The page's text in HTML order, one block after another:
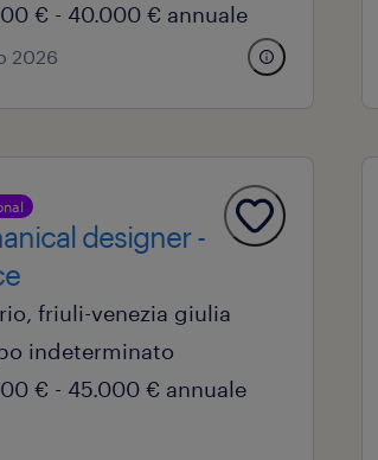
€ - 40.000 € annuale
2026
designer -
friuli-venezia giulia
indeterminato
€ - 45.000 € annuale